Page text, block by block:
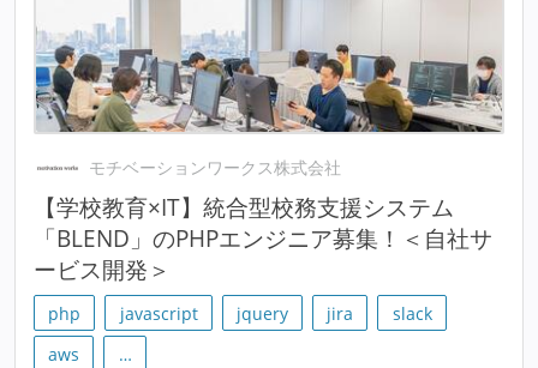
モチベーションワークス株式会社
【学校教育×IT】統合型校務支援システム
「BLEND」のPHPエンジニア募集！＜自社サ
ービス開発＞
php javascript jquery jira
slack
aws
…